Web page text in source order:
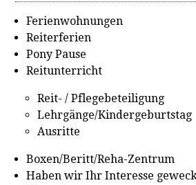
Ferienwohnungen
Reiterferien
Pony Pause
Reitunterricht
Reit- / Pflegebeteiligung
Lehrgänge/Kindergeburtstag
Ausritte
Boxen/Beritt/Reha-Zentrum
Haben wir Ihr Interesse